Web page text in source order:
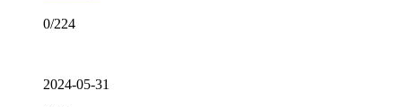
0/224
2024-05-31